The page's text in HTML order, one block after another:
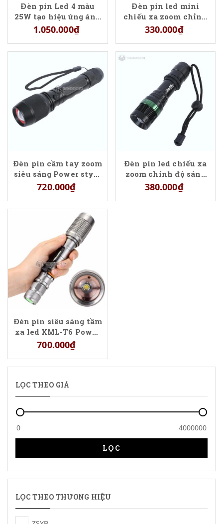
Đèn pin Led 4 màu
25W tạo hiệu ứng ánh
sáng
1.050.000₫
Đèn pin led mini
chiếu xa zoom chỉnh
độ sáng Power Style
WYE3311
330.000₫
Đèn pin cầm tay zoom
siêu sáng Power style
WY008
720.000₫
Đèn pin led chiếu xa
zoom chỉnh độ sáng
Brillante torcia led
WY1098
380.000₫
Đèn pin siêu sáng tầm
xa led XML-T6 Power
Style WY25
700.000₫
LỌC THEO GIÁ
LỌC
LỌC THEO THƯƠNG HIỆU